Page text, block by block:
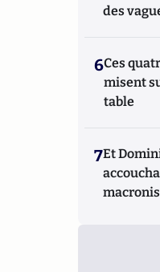
des
6Ces
misent
table
7Et